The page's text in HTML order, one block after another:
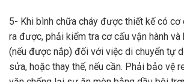
5- Khi bình chữa cháy được thiết kế có cơ
ra được, phải kiểm tra cơ cấu vận hành
(nếu được nắp) đối với việc di chuyển tự
sửa, hoặc thay thế, nếu cần. Phải bảo vệ